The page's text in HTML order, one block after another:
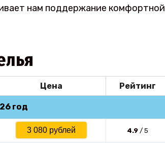
нам поддержание комфортной
Цена Рейтинг
год
3 080 рублей 4.9 / 5